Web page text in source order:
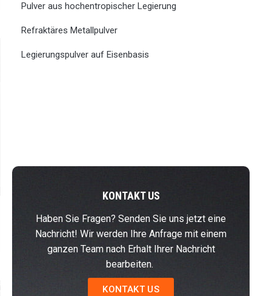
Pulver aus hochentropischer Legierung
Refraktäres Metallpulver
Legierungspulver auf Eisenbasis
KONTAKT US
Haben Sie Fragen? Senden Sie uns jetzt eine
Nachricht! Wir werden Ihre Anfrage mit einem
ganzen Team nach Erhalt Ihrer Nachricht
bearbeiten.
KONTAKT US